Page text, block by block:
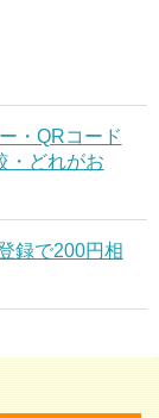
・QRコード
・どれがお
録で200円相